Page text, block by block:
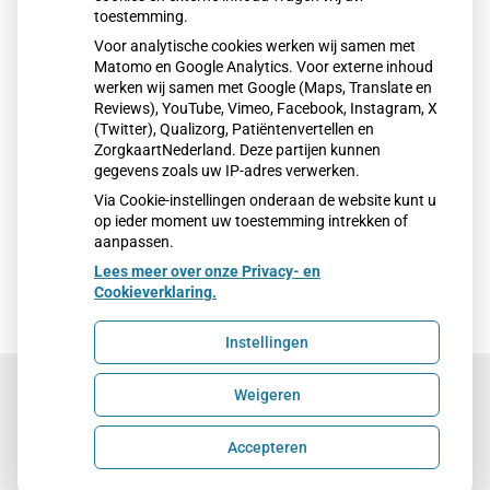
Uw Zorg Online|Beheer
Privacy verklaring Cookie-instellingen Voorwaarden
toestemming.
Voor analytische cookies werken wij samen met
Matomo en Google Analytics. Voor externe inhoud
werken wij samen met Google (Maps, Translate en
Reviews), YouTube, Vimeo, Facebook, Instagram, X
(Twitter), Qualizorg, Patiëntenvertellen en
ZorgkaartNederland. Deze partijen kunnen
gegevens zoals uw IP-adres verwerken.
Via Cookie-instellingen onderaan de website kunt u
op ieder moment uw toestemming intrekken of
aanpassen.
Lees meer over onze Privacy- en
Cookieverklaring.
Instellingen
Weigeren
Accepteren